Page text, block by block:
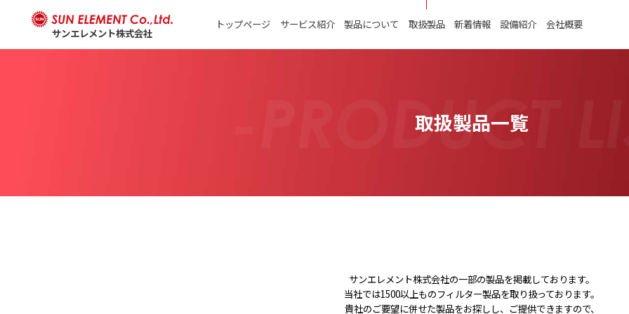
サンエレメント株式会社
トップページ サービス紹介 製品について 取扱製品 新着情報 設備紹介 会社概要
取扱製品一覧
-PRODUCT
サンエレメント株式会社の一部の製品を掲載しております。
当社では1500以上ものフィルター製品を取り扱っております。
貴社のご要望に併せた製品をお探しし、ご提供できますので、